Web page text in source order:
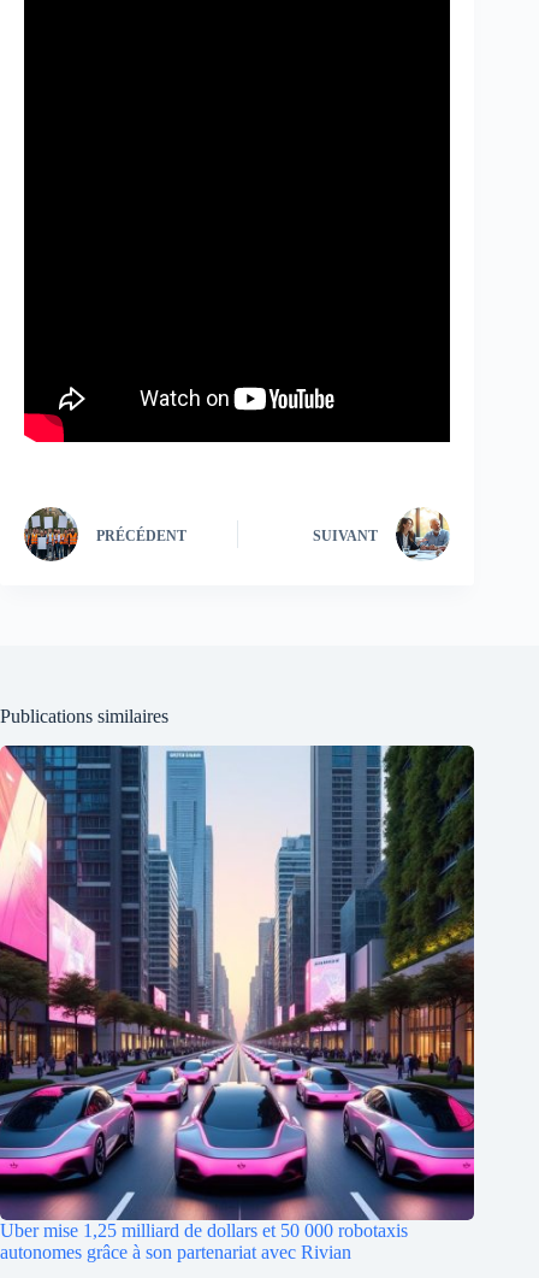
PRÉCÉDENT SUIVANT
Publications similaires
Uber mise 1,25 milliard de dollars et 50 000 robotaxis
autonomes grâce à son partenariat avec Rivian